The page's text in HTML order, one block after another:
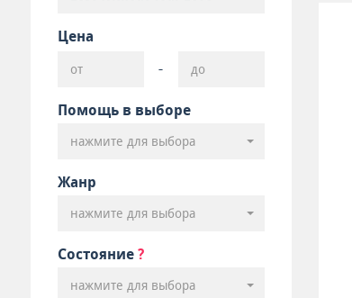
Цена
-
Помощь в выборе
нажмите для выбора
Жанр
нажмите для выбора
Состояние ?
нажмите для выбора